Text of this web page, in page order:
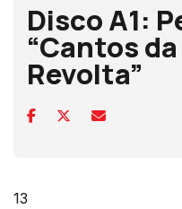
Disco A1:
“Cantos
Revolta”
13